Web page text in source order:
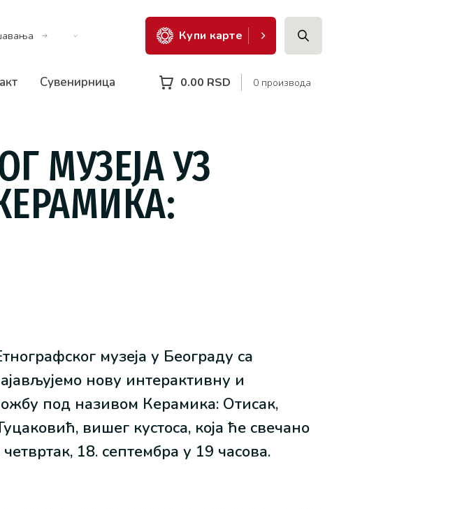
Купи карте
Сувенирница 0.00 RSD 0 производа
МУЗЕЈА УЗ
музеја у Београду са
нову интерактивну и
под називом Керамика: Отисак,
вишег кустоса, која ће свечано
18. септембра у 19 часова.